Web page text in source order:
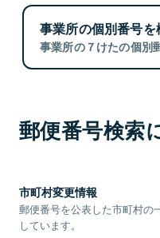
事業所の個別番号を
事業所の７けたの個別
郵便番号検索
市町村変更情報
郵便番号を公表した市町村の
しています。